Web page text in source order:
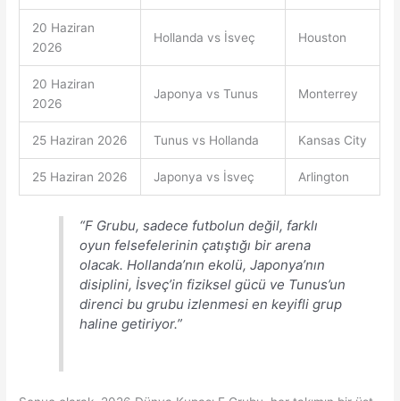
20 Haziran
2026
Hollanda vs İsveç Houston
20 Haziran
2026
Japonya vs Tunus Monterrey
25 Haziran 2026 Tunus vs Hollanda Kansas City
25 Haziran 2026 Japonya vs İsveç Arlington
“F Grubu, sadece futbolun değil, farklı
oyun felsefelerinin çatıştığı bir arena
olacak. Hollanda’nın ekolü, Japonya’nın
disiplini, İsveç’in fiziksel gücü ve Tunus’un
direnci bu grubu izlenmesi en keyifli grup
haline getiriyor.”